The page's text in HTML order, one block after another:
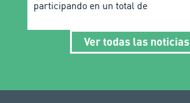
participando en un total de
Ver todas las noticias